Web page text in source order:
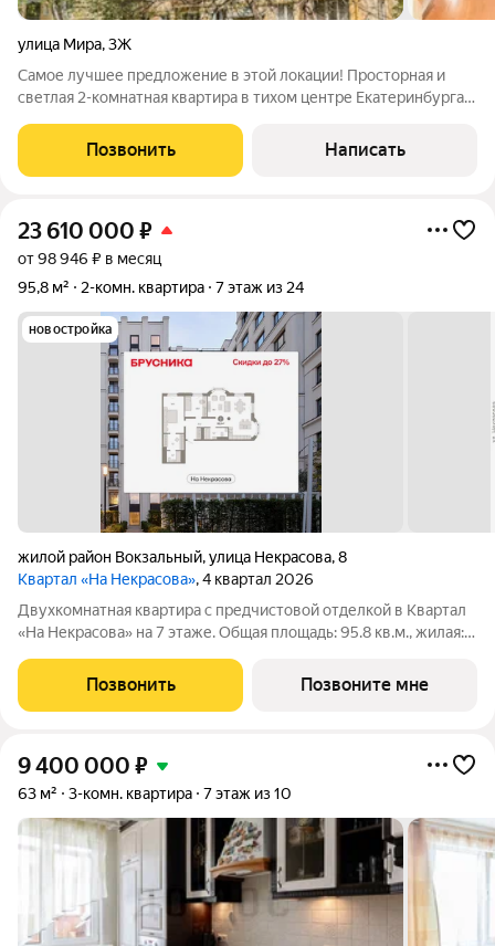
улица Мира,3Ж
Самое лучшее предложение в этой локации! Просторная и
светлая 2-комнатная квартира в тихом центре Екатеринбурга -
меблированная, можно заехать и жить. Расположена на 3
этаже, окна выходят на
Позвонить Написать
23 610 000 ₽
от 98 946 ₽ в месяц
95,8 м²
2-комн. квартира 7 этаж из 24
новостройка
жилой район Вокзальный,улица Некрасова,8
Квартал «На Некрасова», 4 квартал 2026
Двухкомнатная квартира с предчистовой отделкой в Квартал
«На Некрасова» на 7 этаже. Общая площадь: 95.8 кв.м., жилая:
Квартира угловая, идеально подойдет любителям тишины и
панорамных видов. В
Позвонить Позвоните мне
9 400 000 ₽
63 м² 3-комн. квартира 7 этаж из 10